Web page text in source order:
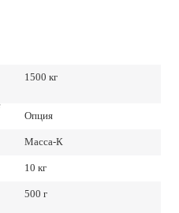
1500 кг
Опция
Масса-К
10 кг
500 г